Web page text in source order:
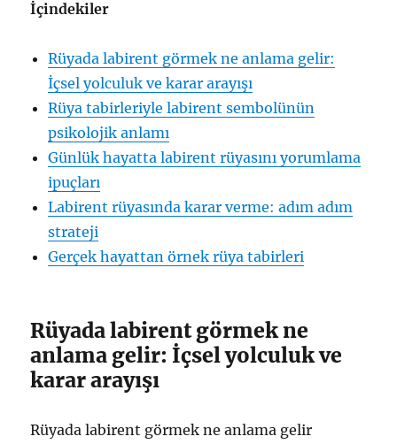
İçindekiler
Rüyada labirent görmek ne anlama gelir:
İçsel yolculuk ve karar arayışı
Rüya tabirleriyle labirent sembolünün
psikolojik anlamı
Günlük hayatta labirent rüyasını yorumlama
ipuçları
Labirent rüyasında karar verme: adım adım
strateji
Gerçek hayattan örnek rüya tabirleri
Rüyada labirent görmek ne
anlama gelir: İçsel yolculuk ve
karar arayışı
Rüyada labirent görmek ne anlama gelir